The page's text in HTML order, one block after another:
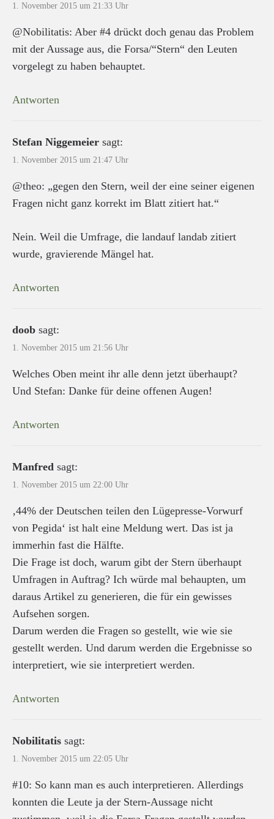
1. November 2015 um 21:33 Uhr
@Nobilitatis: Aber #4 drückt doch genau das Problem
mit der Aussage aus, die Forsa/“Stern“ den Leuten
vorgelegt zu haben behauptet.
Antworten
Stefan Niggemeier sagt:
1. November 2015 um 21:47 Uhr
@theo: „gegen den Stern, weil der eine seiner eigenen
Fragen nicht ganz korrekt im Blatt zitiert hat.“
Nein. Weil die Umfrage, die landauf landab zitiert
wurde, gravierende Mängel hat.
Antworten
doob sagt:
1. November 2015 um 21:56 Uhr
Welches Oben meint ihr alle denn jetzt überhaupt?
Und Stefan: Danke für deine offenen Augen!
Antworten
Manfred sagt:
1. November 2015 um 22:00 Uhr
‚44% der Deutschen teilen den Lügepresse-Vorwurf
von Pegida‘ ist halt eine Meldung wert. Das ist ja
immerhin fast die Hälfte.
Die Frage ist doch, warum gibt der Stern überhaupt
Umfragen in Auftrag? Ich würde mal behaupten, um
daraus Artikel zu generieren, die für ein gewisses
Aufsehen sorgen.
Darum werden die Fragen so gestellt, wie wie sie
gestellt werden. Und darum werden die Ergebnisse so
interpretiert, wie sie interpretiert werden.
Antworten
Nobilitatis sagt:
1. November 2015 um 22:05 Uhr
#10: So kann man es auch interpretieren. Allerdings
konnten die Leute ja der Stern-Aussage nicht